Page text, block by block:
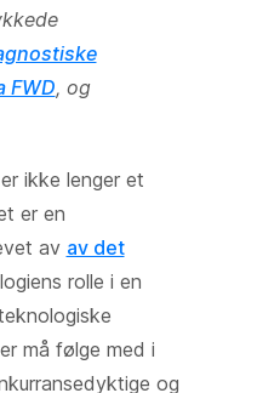
FWD, og
er ikke lenger et
er en
av av det
rolle i en
må følge med i
og